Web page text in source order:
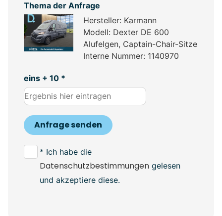
Thema der Anfrage
Hersteller: Karmann
Modell: Dexter DE 600
Alufelgen, Captain-Chair-Sitze
Interne Nummer: 1140970
eins + 10 *
Anfrage senden
* Ich habe die
Datenschutzbestimmungen gelesen
und akzeptiere diese.